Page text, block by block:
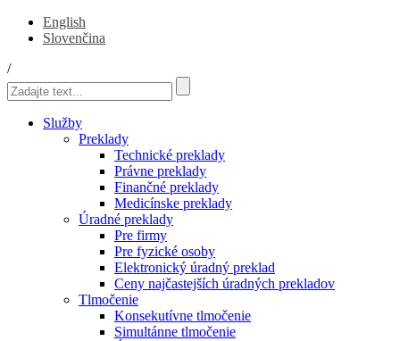
English
Slovenčina
/
Služby
Preklady
Technické preklady
Právne preklady
Finančné preklady
Medicínske preklady
Úradné preklady
Pre firmy
Pre fyzické osoby
Elektronický úradný preklad
Ceny najčastejších úradných prekladov
Tlmočenie
Konsekutívne tlmočenie
Simultánne tlmočenie